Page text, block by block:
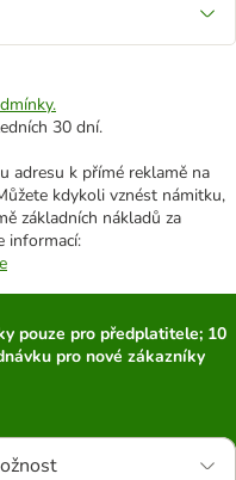
30 dní.
adresu k přímé reklamě na
kdykoli vznést námitku,
základních nákladů za
informací:
pouze pro předplatitele; 10
pro nové zákazníky